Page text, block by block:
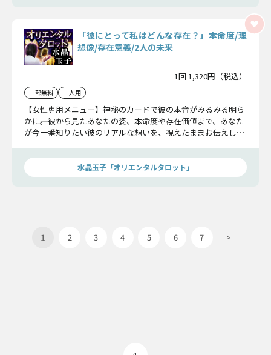
「彼にとって私はどんな存在？」本命度/理
想像/存在意義/2人の未来
1回 1,320円（税込）
一部無料 二人用
【女性専用メニュー】神秘のカードで彼の本音がみるみる明ら
かに――。彼から見たあなたの姿、本命度や存在価値まで、あなた
が今一番知りたい彼のリアルな想いを、視えたままお伝えしま
水晶玉子「オリエンタルタロット」
1 2 3 4 5 6 7 >